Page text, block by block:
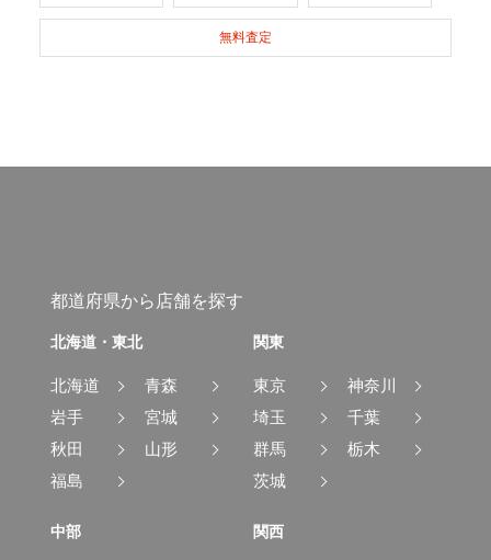
無料査定
都道府県から店舗を探す
北海道・東北
北海道
青森
岩手
宮城
秋田
山形
福島
関東
東京
神奈川
埼玉
千葉
群馬
栃木
茨城
中部 関西